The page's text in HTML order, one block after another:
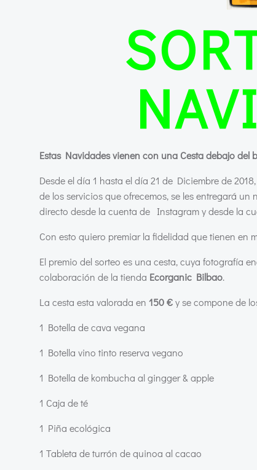
Estas Navidades vienen con una Cesta debajo del
Desde el día 1 hasta el día 21 de Diciembre de
de los servicios que ofrecemos, se les entregará un
directo desde la cuenta de Instagram y desde la
Con esto quiero premiar la fidelidad que tienen en
El premio del sorteo es una cesta, cuya fotografía
colaboración de la tienda Ecorganic Bilbao.
La cesta esta valorada en 150 €y se compone de
1 Botella de cava vegana
1 Botella vino tinto reserva vegano
1 Botella de kombucha al gingger & apple
1 Caja de té
1 Piña ecológica
1 Tableta de turrón de quinoa al cacao